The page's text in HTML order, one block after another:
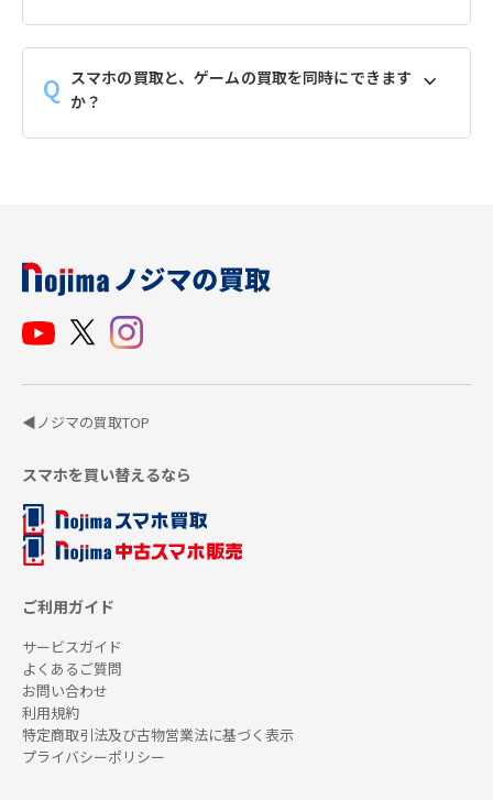
スマホの買取と、ゲームの買取を同時にできます
か？
◀ノジマの買取TOP
スマホを買い替えるなら
ご利用ガイド
サービスガイド
よくあるご質問
お問い合わせ
利用規約
特定商取引法及び古物営業法に基づく表示
プライバシーポリシー